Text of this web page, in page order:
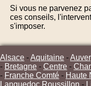
Si vous ne parvenez
ces conseils,
s'imposer.
Alsace -Aquitaine -
- Bretagne - Centre -
- Franche Comté - Haute
Languedoc Roussillon -